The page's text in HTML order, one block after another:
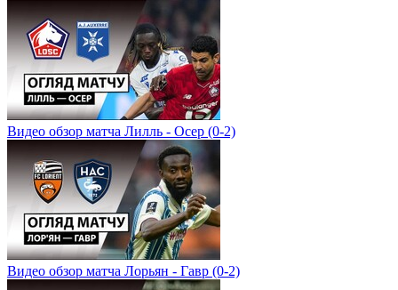
Видео обзор матча Лилль - Осер (0-2)
Видео обзор матча Лорьян - Гавр (0-2)